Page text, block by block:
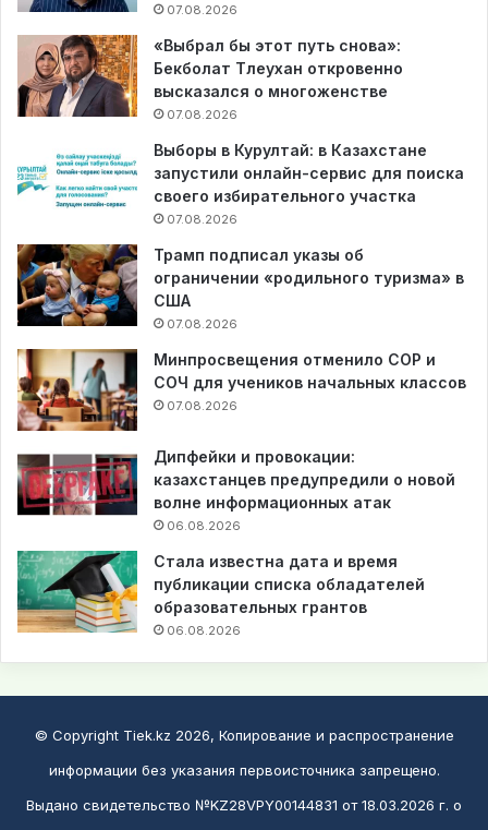
07.08.2026
«Выбрал бы этот путь снова»:
Бекболат Тлеухан откровенно
высказался о многоженстве
07.08.2026
Выборы в Курултай: в Казахстане
запустили онлайн-сервис для поиска
своего избирательного участка
07.08.2026
Трамп подписал указы об
ограничении «родильного туризма» в
США
07.08.2026
Минпросвещения отменило СОР и
СОЧ для учеников начальных классов
07.08.2026
Дипфейки и провокации:
казахстанцев предупредили о новой
волне информационных атак
06.08.2026
Стала известна дата и время
публикации списка обладателей
образовательных грантов
06.08.2026
© Copyright Tiek.kz 2026, Копирование и распространение
информации без указания первоисточника запрещено.
Выдано свидетельство №KZ28VPY00144831 от 18.03.2026 г. о